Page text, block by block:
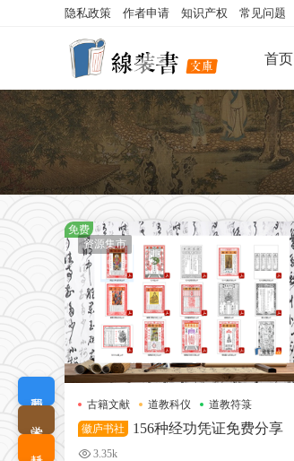
首页
隐私政策 作者申请 知识产权 常见问题
资源集市
古籍文献 道教科仪
道教符箓
徽庐书社
156种经功凭证免费分享
3.35k
免费